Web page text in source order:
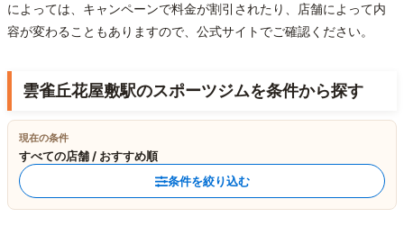
によっては、キャンペーンで料金が割引されたり、店舗によって内
容が変わることもありますので、公式サイトでご確認ください。
雲雀丘花屋敷駅のスポーツジムを条件から探す
現在の条件
すべての店舗 / おすすめ順
条件を絞り込む